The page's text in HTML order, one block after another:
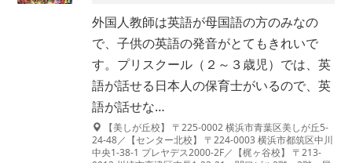
外国人教師は英語が母国語の方のみなの
で、子供の英語の発音がとてもきれいで
す。プリスクール（２～３歳児）では、英
語が話せる日本人の保育士がいるので、英
語が話せな…
【美しが丘校】 〒225-0002 横浜市青葉区美しが丘5-
24-48／【センター北校】 〒224-0003 横浜市都筑区中川
中央1-38-1 プレヤデス2000-2F／【梶ヶ谷校】 〒213-